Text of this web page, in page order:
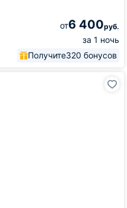
от6 400руб.
за 1 ночь
Получите320 бонусов